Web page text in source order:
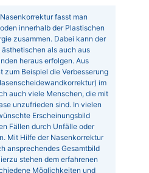
fasst man
innerhalb der Plastischen
zusammen. Dabei kann der
als auch aus
heraus erfolgen. Aus
zum Beispiel die Verbesserung
im
auch viele Menschen, die mit
unzufrieden sind. In vielen
Erscheinungsbild
Fällen durch Unfälle oder
Mit Hilfe der Nasenkorrektur
ansprechendes Gesamtbild
stehen dem erfahrenen
Möglichkeiten und